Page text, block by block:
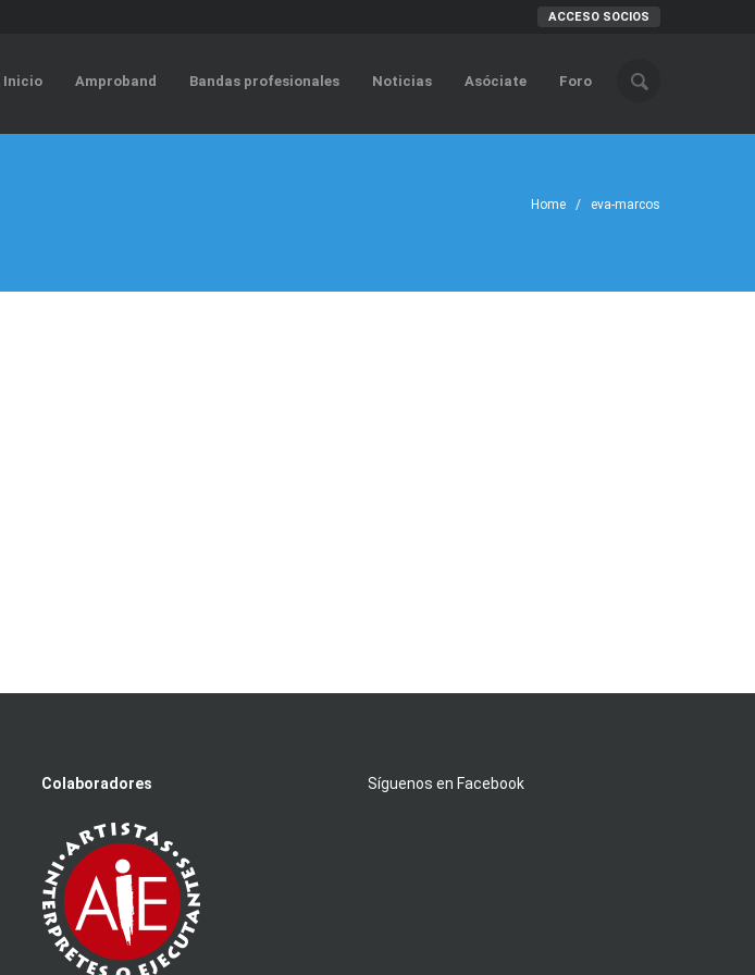
ACCESO SOCIOS
Inicio Amproband Bandas profesionales Noticias Asóciate Foro
Home / eva-marcos
Colaboradores Síguenos en Facebook